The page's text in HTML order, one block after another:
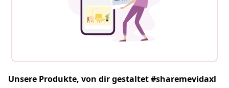
Unsere Produkte, von dir gestaltet #sharemevidaxl